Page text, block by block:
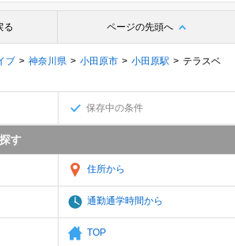
る ページの先頭へ
ブ 神奈川県 小田原市 小田原駅
テラスベ
保存中の条件
す
住所から
通勤通学時間から
TOP